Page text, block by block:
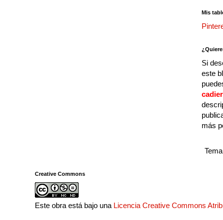
Mis
Si
este
más
Creative Commons
Este obra está bajo una Licencia Creative Commons